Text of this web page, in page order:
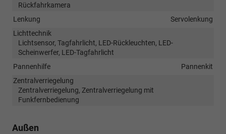
Rückfahrkamera
Lenkung
Servolenkung
Lichttechnik
Lichtsensor, Tagfahrlicht, LED-Rückleuchten, LED-
Scheinwerfer, LED-Tagfahrlicht
Pannenhilfe
Pannenkit
Zentralverriegelung
Zentralverriegelung, Zentralverriegelung mit
Funkfernbedienung
Außen